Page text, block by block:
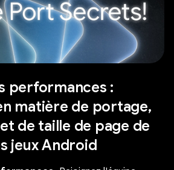
performances :
matière de portage,
de taille de page de
jeux Android